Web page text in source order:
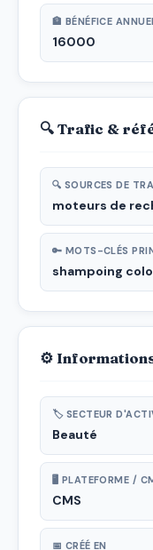
🏦 BÉNÉFICE
16000
🔍 Trafic &
🔍 SOURCES DE
moteurs de
🔑 MOTS-CLÉS
shampoing
⚙
🏷 SECTEUR
Beauté
🖥 PLATEFORME /
CMS
📅 CRÉÉ EN